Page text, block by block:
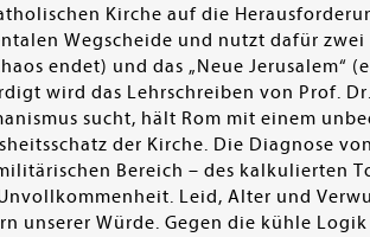
Kirche auf die
Wegscheide und nutzt dafür
endet) und das „Neue
wird das Lehrschreiben von Prof.
sucht, hält Rom mit einem
der Kirche. Die Diagnose
Bereich – des kalkulierten
Leid, Alter und
unserer Würde. Gegen die kühle